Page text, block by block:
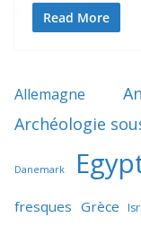
Read More
Allemagne
Archéologie
Danemark
fresques Grèce